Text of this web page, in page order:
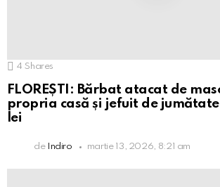
4 Shares
FLOREȘTI: Bărbat atacat de
propria casă și jefuit de
lei
de Indiro martie 13, 2026, 8:21 am